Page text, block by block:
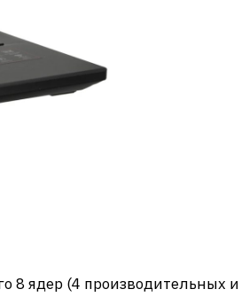
8 ядер (4 производительных и